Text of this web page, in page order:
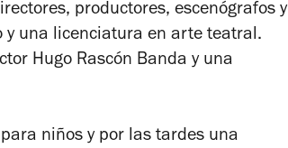
productores, escenógrafos y
y una licenciatura en arte teatral.
Hugo Rascón Banda y una
niños y por las tardes una